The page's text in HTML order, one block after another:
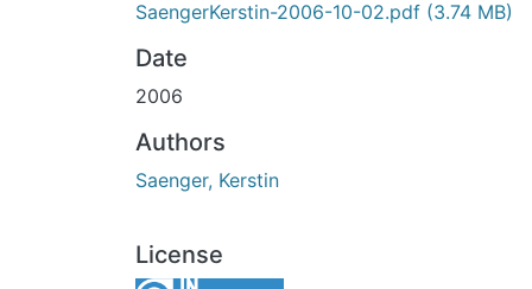
SaengerKerstin-2006-10-02.pdf (3.74 MB)
Date
2006
Authors
Saenger, Kerstin
License